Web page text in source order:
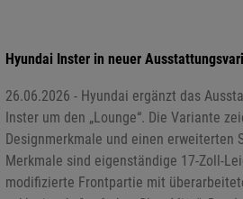
Hyundai Inster in neuer
26.06.2026 - Hyundai ergänzt das
Inster um den „Lounge“. Die Variante
Designmerkmale und einen erweiterten
Merkmale sind eigenständige 17-Zoll-
modifizierte Frontpartie mit